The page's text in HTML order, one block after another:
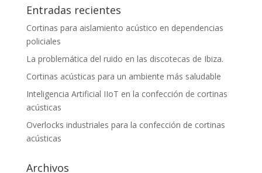
Entradas recientes
Cortinas para aislamiento acústico en dependencias
policiales
La problemática del ruido en las discotecas de Ibiza.
Cortinas acústicas para un ambiente más saludable
Inteligencia Artificial IIoT en la confección de cortinas
acústicas
Overlocks industriales para la confección de cortinas
acústicas
Archivos